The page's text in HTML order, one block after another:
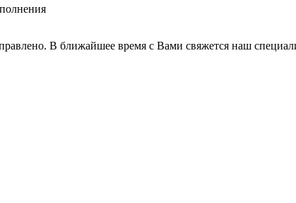
В ближайшее время с Вами свяжется наш